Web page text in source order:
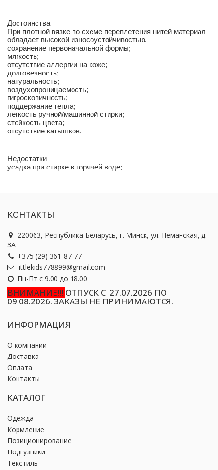
Достоинства
При плотной вязке по схеме переплетения нитей материал
обладает высокой износоустойчивостью.
сохранение первоначальной формы;
мягкость;
отсутствие аллергии на коже;
долговечность;
натуральность;
воздухопроницаемость;
гигроскопичность;
поддержание тепла;
легкость ручной/машинной стирки;
стойкость цвета;
отсутствие катышков.
Недостатки
усадка при стирке в горячей воде;
КОНТАКТЫ
220063, Республика Беларусь, г. Минск, ул. Неманская, д.
3А
+375 (29) 361-87-77
littlekids778899@gmail.com
Пн-Пт с 9.00 до 18.00
ВНИМАНИЕ!!! ОТПУСК С 27.07.2026 ПО
09.08.2026. ЗАКАЗЫ НЕ ПРИНИМАЮТСЯ.
ИНФОРМАЦИЯ
О компании
Доставка
Оплата
Контакты
КАТАЛОГ
Одежда
Кормление
Позиционирование
Подгузники
Текстиль